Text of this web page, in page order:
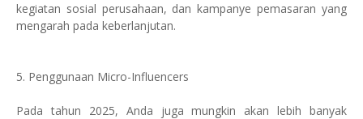
kegiatan sosial perusahaan, dan kampanye pemasaran yang
mengarah pada keberlanjutan.
5. Penggunaan Micro-Influencers
Pada tahun 2025, Anda juga mungkin akan lebih banyak